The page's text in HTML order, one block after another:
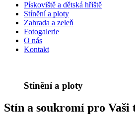
Pískoviště a dětská hřiště
Stínění a ploty
Zahrada a zeleň
Fotogalerie
O nás
Kontakt
Stínění a ploty
Stín a soukromí pro Vaši